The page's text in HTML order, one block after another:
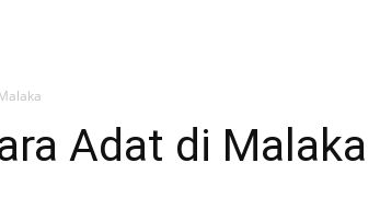
Adat di Malaka